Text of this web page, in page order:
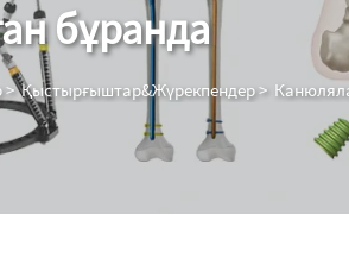
бұранда
>Қыстырғыштар&Жүрекпендер>